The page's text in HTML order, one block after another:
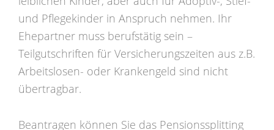
und Pflegekinder in Anspruch nehmen. Ihr
Ehepartner muss berufstätig sein –
Teilgutschriften für Versicherungszeiten aus z.B.
Arbeitslosen- oder Krankengeld sind nicht
übertragbar.
Beantragen können Sie das Pensionssplitting